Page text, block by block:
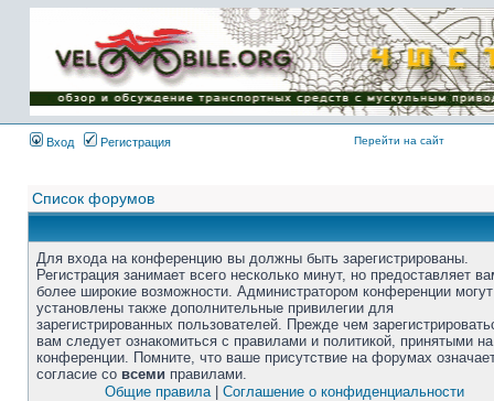
Вход Регистрация Перейти на сайт
Список форумов
Для входа на конференцию вы должны быть зарегистрированы.
Регистрация занимает всего несколько минут, но предоставляет
более широкие возможности. Администратором конференции
установлены также дополнительные привилегии для
зарегистрированных пользователей. Прежде чем
вам следует ознакомиться с правилами и политикой, принятыми на
конференции. Помните, что ваше присутствие на форумах
согласие со всеми правилами.
Общие правила| Соглашение о конфиденциальности